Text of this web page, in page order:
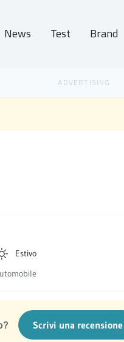
News Test Brand
Estivo
Scrivi una recensione